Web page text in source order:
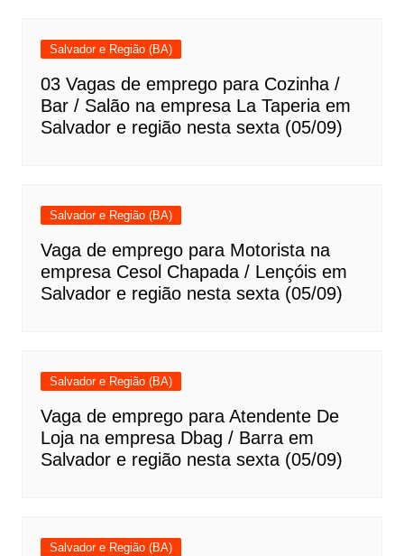
Salvador e Região (BA)
03 Vagas de emprego para Cozinha /
Bar / Salão na empresa La Taperia em
Salvador e região nesta sexta (05/09)
Salvador e Região (BA)
Vaga de emprego para Motorista na
empresa Cesol Chapada / Lençóis em
Salvador e região nesta sexta (05/09)
Salvador e Região (BA)
Vaga de emprego para Atendente De
Loja na empresa Dbag / Barra em
Salvador e região nesta sexta (05/09)
Salvador e Região (BA)